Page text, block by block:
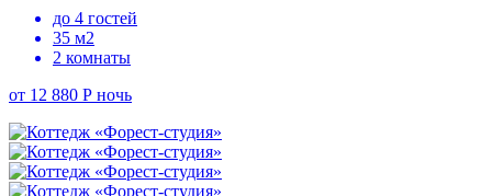
до 4 гостей
35 м2
2 комнаты
от 12 880 Р ночь